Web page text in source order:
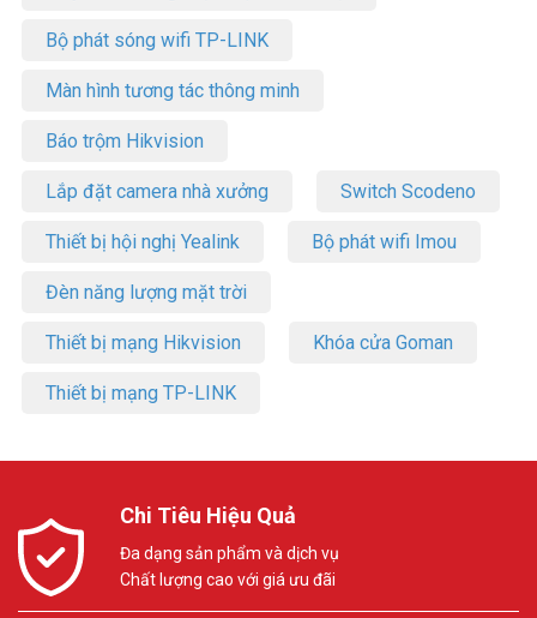
Bộ phát sóng wifi TP-LINK
Màn hình tương tác thông minh
Báo trộm Hikvision
Lắp đặt camera nhà xưởng Switch Scodeno
Thiết bị hội nghị Yealink Bộ phát wifi Imou
Đèn năng lượng mặt trời
Thiết bị mạng Hikvision Khóa cửa Goman
Thiết bị mạng TP-LINK
Chi Tiêu Hiệu Quả
Đa dạng sản phẩm và dịch vụ
Chất lượng cao với giá ưu đãi